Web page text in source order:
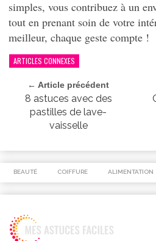
simples, vous contribuez à un
tout en prenant soin de votre
meilleur, chaque geste compte !
ARTICLES CONNEXES
← Article précédent
8 astuces avec des
pastilles de lave-
vaisselle
BEAUTÉ COIFFURE ALIMENTATION